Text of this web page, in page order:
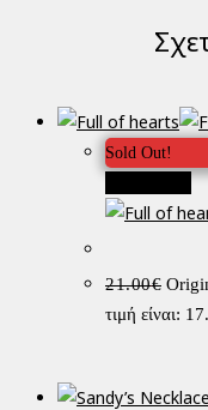
Sold Out!
21.00€
τιμή είναι: